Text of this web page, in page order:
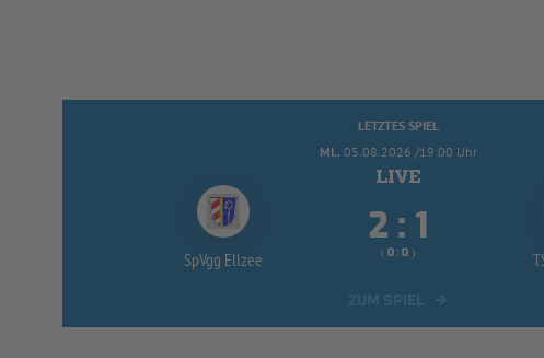
LETZTES SPIEL
MI.. 05.08.2026 /19:00 Uhr
SpVgg Ellzee
 : 
( :  )